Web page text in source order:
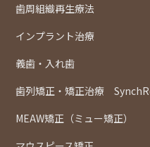
歯周組織再生療法
インプラント治療
義歯・入れ歯
歯列矯正・矯正治療
MEAW矯正（ミュー矯正）